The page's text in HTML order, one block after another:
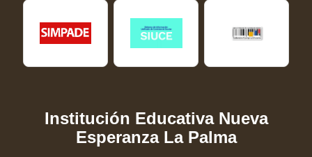
Institución Educativa Nueva
Esperanza La Palma